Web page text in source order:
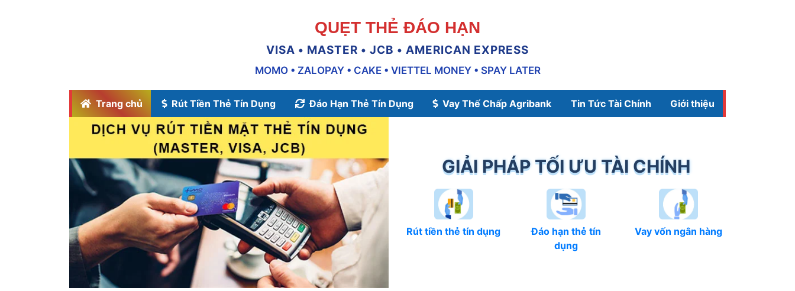
QUẸT THẺ ĐÁO HẠN
VISA • MASTER • JCB • AMERICAN EXPRESS
MOMO • ZALOPAY • CAKE • VIETTEL MONEY • SPAY LATER
Trang chủ Rút Tiền Thẻ Tín Dụng Đáo Hạn Thẻ Tín Dụng Vay Thế Chấp Agribank Tin Tức Tài Chính Giới thiệu
GIẢI PHÁP TỐI ƯU TÀI CHÍNH
Rút tiền thẻ tín dụng
Đáo hạn thẻ tín
dụng
Vay vốn ngân hàng